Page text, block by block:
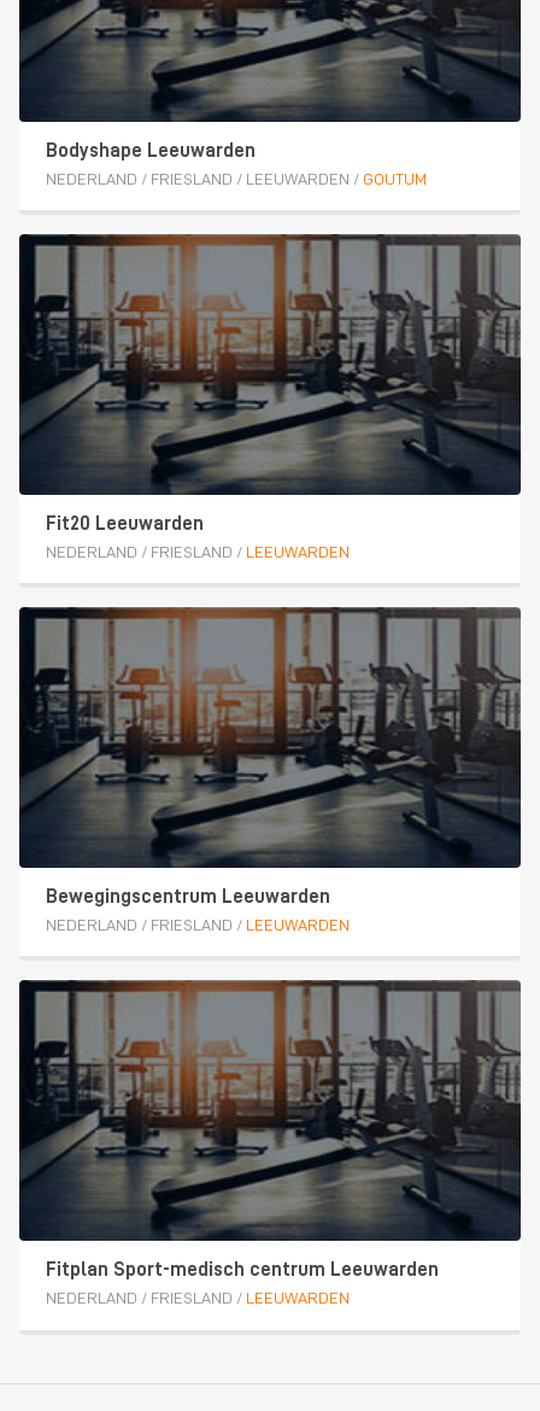
Bodyshape Leeuwarden
NEDERLAND / FRIESLAND / LEEUWARDEN / GOUTUM
Fit20 Leeuwarden
NEDERLAND / FRIESLAND / LEEUWARDEN
Bewegingscentrum Leeuwarden
NEDERLAND / FRIESLAND / LEEUWARDEN
Fitplan Sport-medisch centrum Leeuwarden
NEDERLAND / FRIESLAND / LEEUWARDEN